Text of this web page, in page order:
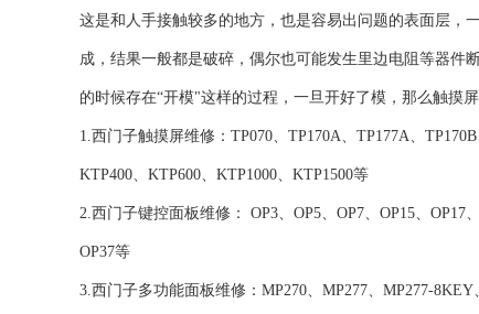
这是和人手接触较多的地方，也是容易出问题的表面层，
成，结果一般都是破碎，偶尔也可能发生里边电阻等器件
的时候存在“开模"这样的过程，一旦开好了模，那么触摸
1.西门子触摸屏维修：TP070、TP170A、TP177A、
KTP400、KTP600、KTP1000、KTP1500等
2.西门子键控面板维修： OP3、OP5、OP7、OP15、OP17
OP37等
3.西门子多功能面板维修：MP270、MP277、MP277-